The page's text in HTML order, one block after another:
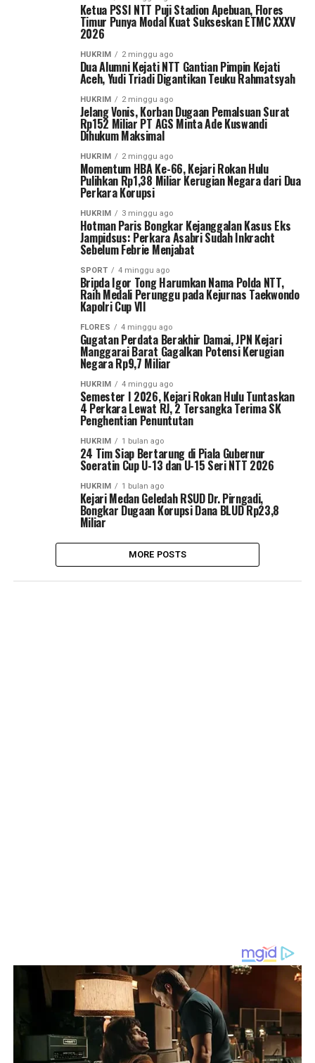
Ketua PSSI NTT Puji Stadion Apebuan, Flores
Timur Punya Modal Kuat Sukseskan ETMC XXXV
2026
HUKRIM 2 minggu ago
Dua Alumni Kejati NTT Gantian Pimpin Kejati
Aceh, Yudi Triadi Digantikan Teuku Rahmatsyah
HUKRIM 2 minggu ago
Jelang Vonis, Korban Dugaan Pemalsuan Surat
Rp152 Miliar PT AGS Minta Ade Kuswandi
Dihukum Maksimal
HUKRIM 2 minggu ago
Momentum HBA Ke-66, Kejari Rokan Hulu
Pulihkan Rp1,38 Miliar Kerugian Negara dari Dua
Perkara Korupsi
HUKRIM 3 minggu ago
Hotman Paris Bongkar Kejanggalan Kasus Eks
Jampidsus: Perkara Asabri Sudah Inkracht
Sebelum Febrie Menjabat
SPORT 4 minggu ago
Bripda Igor Tong Harumkan Nama Polda NTT,
Raih Medali Perunggu pada Kejurnas Taekwondo
Kapolri Cup VII
FLORES 4 minggu ago
Gugatan Perdata Berakhir Damai, JPN Kejari
Manggarai Barat Gagalkan Potensi Kerugian
Negara Rp9,7 Miliar
HUKRIM 4 minggu ago
Semester I 2026, Kejari Rokan Hulu Tuntaskan
4 Perkara Lewat RJ, 2 Tersangka Terima SK
Penghentian Penuntutan
HUKRIM 1 bulan ago
24 Tim Siap Bertarung di Piala Gubernur
Soeratin Cup U-13 dan U-15 Seri NTT 2026
HUKRIM 1 bulan ago
Kejari Medan Geledah RSUD Dr. Pirngadi,
Bongkar Dugaan Korupsi Dana BLUD Rp23,8
Miliar
MORE POSTS